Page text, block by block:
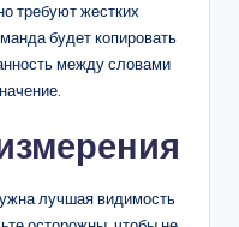
требуют жестких
будет копировать
между словами
лучшая видимость